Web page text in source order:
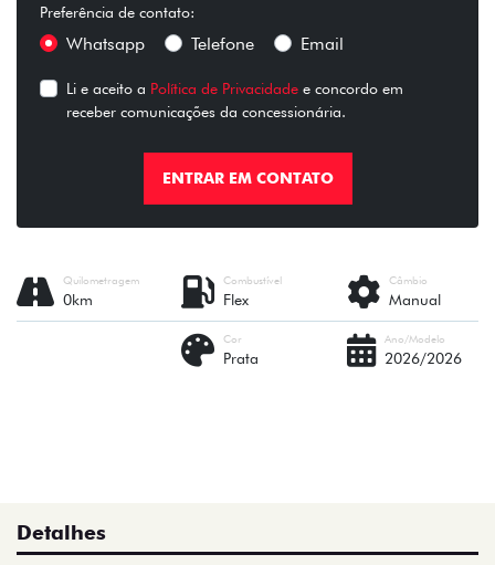
Preferência de contato:
Whatsapp Telefone Email
Li e aceito a Política de Privacidade e concordo em
receber comunicações da concessionária.
ENTRAR EM CONTATO
Câmbio
Manual
Combustível
Flex
Quilometragem
0km
Ano/Modelo
2026/2026
Cor
Prata
Detalhes